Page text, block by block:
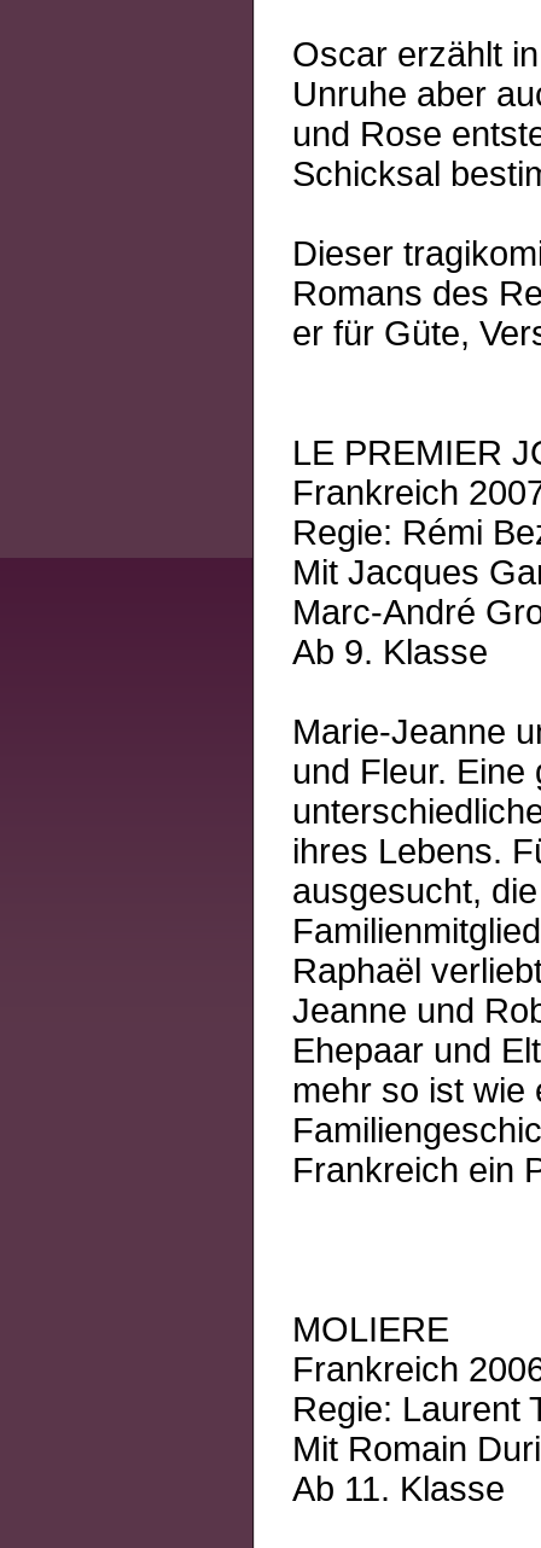
Oscar erzählt
Unruhe aber
und Rose
Schicksal
Dieser
Romans des
er für Güte,
LE PREMIER
Frankreich
Regie: Rémi
Mit Jacques
Marc-André
Ab 9. Klasse
Marie-Jeanne
und Fleur. Eine
ihres Lebens.
ausgesucht,
Raphaël
Jeanne und
Ehepaar und
mehr so ist wie
Frankreich ein
MOLIERE
Frankreich
Regie: Laurent
Mit Romain
Ab 11. Klasse